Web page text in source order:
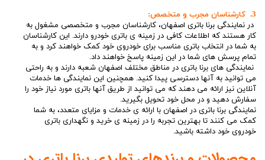
3. کارشناسان مجرب و متخصص:
در نمایندگی برنا باتری اصفهان، کارشناسان مجرب و متخصصی مشغول به
کار هستند که اطلاعات کافی در زمینه ی باتری خودرو دارند. این کارشناسان
به شما در انتخاب باتری مناسب برای خودروی خود کمک خواهند کرد و به
تمام پرسش های شما در این زمینه پاسخ خواهند داد.
نمایندگی های برنا باتری در مناطق مختلف اصفهان شعبه دارند و به راحتی
می توانید به آنها دسترسی پیدا کنید. همچنین این نمایندگی ها خدمات
آنلاین نیز ارائه می دهند که می توانید از طریق آنها باتری مورد نیاز خود را
سفارش دهید و در محل خود تحویل بگیرید.
نمایندگی برنا باتری در اصفهان با ارائه ی خدمات و مزایای متعدد، به شما
کمک می کنند تا بهترین تجربه را در زمینه ی خرید و نگهداری باتری
خودروی خود داشته باشید.